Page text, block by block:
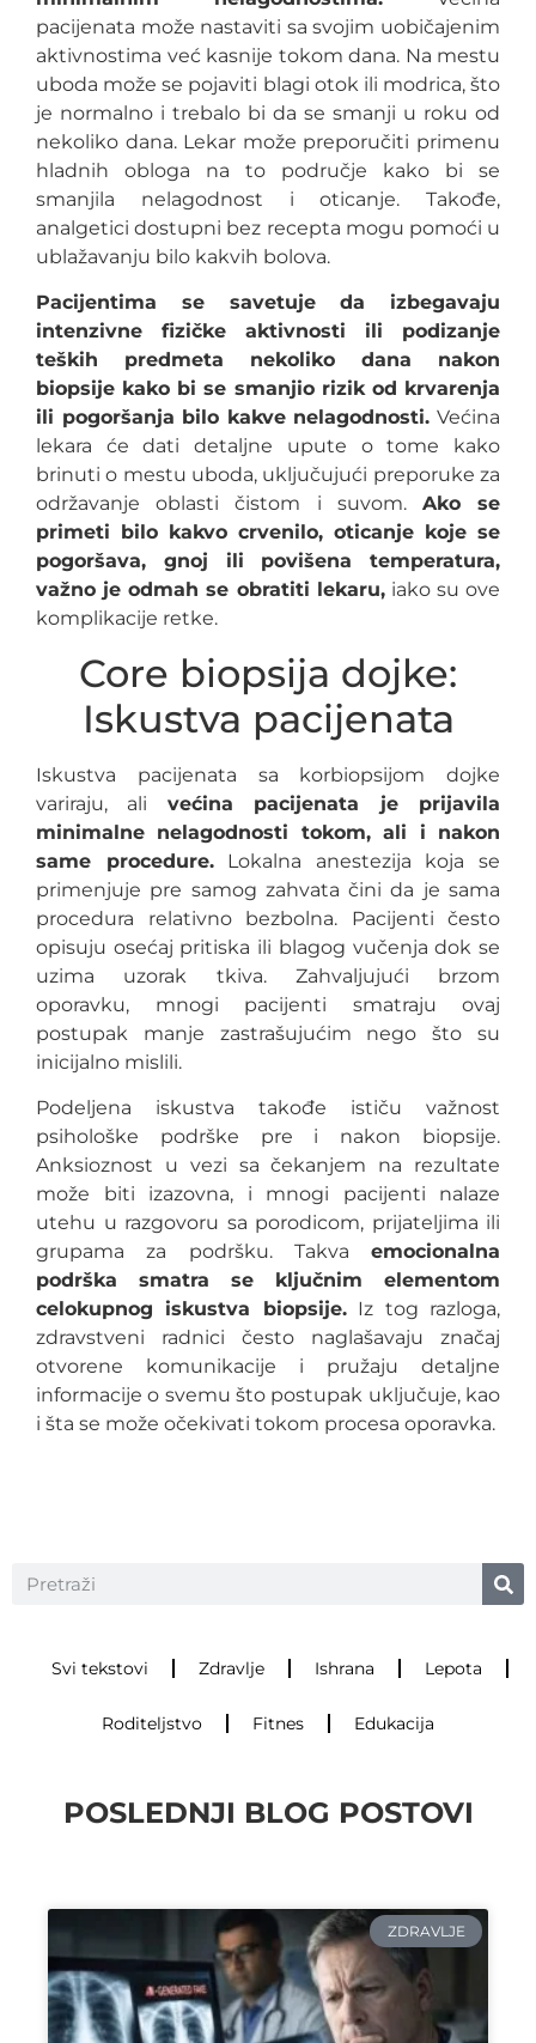
pacijenata može nastaviti sa svojim uobičajenim
aktivnostima već kasnije tokom dana. Na mestu
uboda može se pojaviti blagi otok ili modrica, što
je normalno i trebalo bi da se smanji u roku od
nekoliko dana. Lekar može preporučiti primenu
hladnih obloga na to područje kako bi se
smanjila nelagodnost i oticanje. Takođe,
analgetici dostupni bez recepta mogu pomoći u
ublažavanju bilo kakvih bolova.
Pacijentima se savetuje da izbegavaju
intenzivne fizičke aktivnosti ili podizanje
teških predmeta nekoliko dana nakon
biopsije kako bi se smanjio rizik od krvarenja
ili pogoršanja bilo kakve nelagodnosti. Većina
lekara će dati detaljne upute o tome kako
brinuti o mestu uboda, uključujući preporuke za
održavanje oblasti čistom i suvom. Ako se
primeti bilo kakvo crvenilo, oticanje koje se
pogoršava, gnoj ili povišena temperatura,
važno je odmah se obratiti lekaru,iako su ove
komplikacije retke.
Core biopsija dojke:
Iskustva pacijenata
Iskustva pacijenata sa korbiopsijom dojke
variraju, ali većina pacijenata je prijavila
minimalne nelagodnosti tokom, ali i nakon
same procedure.Lokalna anestezija koja se
primenjuje pre samog zahvata čini da je sama
procedura relativno bezbolna. Pacijenti često
opisuju osećaj pritiska ili blagog vučenja dok se
uzima uzorak tkiva. Zahvaljujući brzom
oporavku, mnogi pacijenti smatraju ovaj
postupak manje zastrašujućim nego što su
inicijalno mislili.
Podeljena iskustva takođe ističu važnost
psihološke podrške pre i nakon biopsije.
Anksioznost u vezi sa čekanjem na rezultate
može biti izazovna, i mnogi pacijenti nalaze
utehu u razgovoru sa porodicom, prijateljima ili
grupama za podršku. Takva emocionalna
podrška smatra se ključnim elementom
celokupnog iskustva biopsije.Iz tog razloga,
zdravstveni radnici često naglašavaju značaj
otvorene komunikacije i pružaju detaljne
informacije o svemu što postupak uključuje, kao
i šta se može očekivati tokom procesa oporavka.
Svi tekstovi Zdravlje Ishrana Lepota
Roditeljstvo Fitnes Edukacija
POSLEDNJI BLOG POSTOVI
ZDRAVLJE